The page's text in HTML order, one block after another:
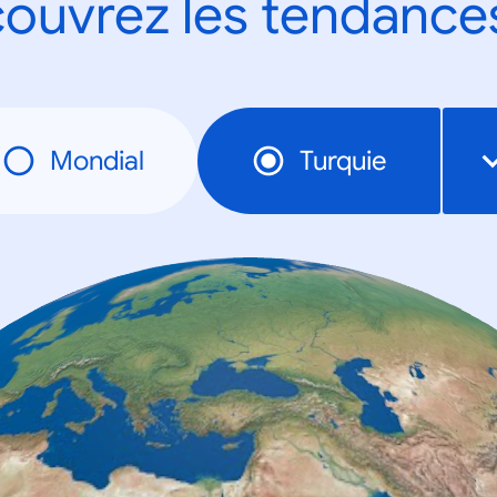
les
Mondial Turquie